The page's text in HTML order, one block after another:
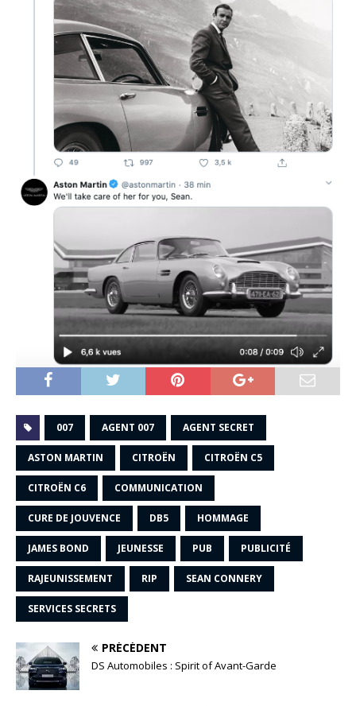
007 AGENT 007 AGENT SECRET
ASTON MARTIN CITROËN CITROËN C5
CITROËN C6 COMMUNICATION
CURE DE JOUVENCE DB5 HOMMAGE
JAMES BOND JEUNESSE PUB PUBLICITÉ
RAJEUNISSEMENT RIP SEAN CONNERY
SERVICES SECRETS
PRÉCÉDENT
DS Automobiles : Spirit of Avant-Garde